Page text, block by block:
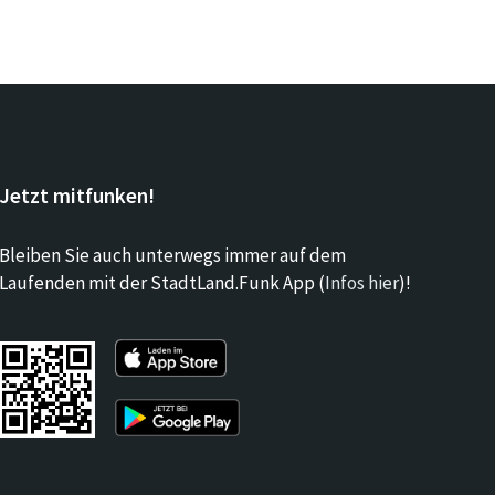
Jetzt mitfunken!
Bleiben Sie auch unterwegs immer auf dem
Laufenden mit der StadtLand.Funk App (Infos hier)!